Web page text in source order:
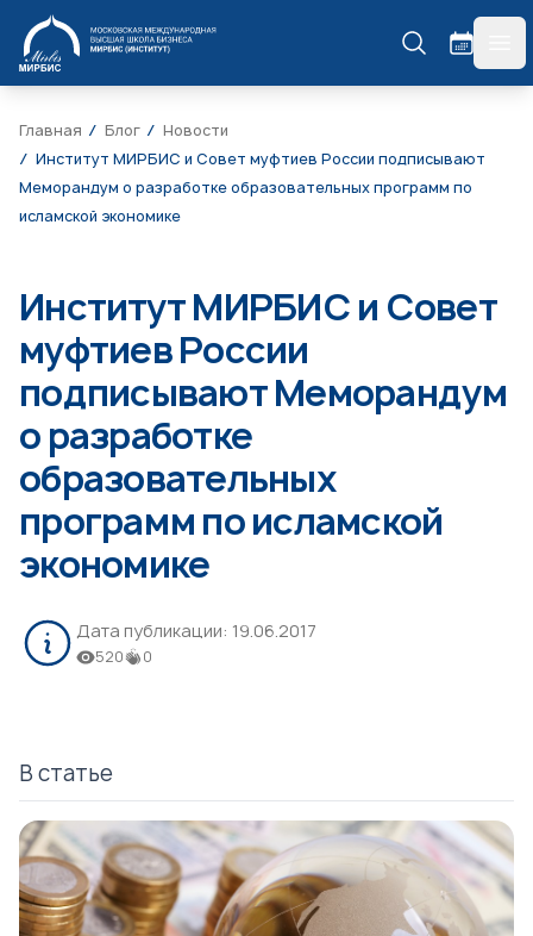
МИРБИС
Главная Блог
Новости
Институт МИРБИС и Совет муфтиев России подписывают
Меморандум о разработке образовательных программ по
исламской экономике
Институт МИРБИС и Совет
муфтиев России
подписывают Меморандум
о разработке
образовательных
программ по исламской
экономике
Дата публикации: 19.06.2017
520 0
В статье